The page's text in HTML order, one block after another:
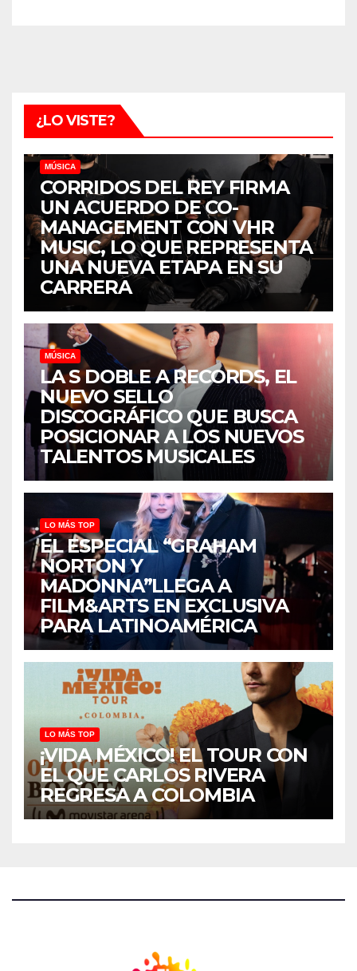
¿LO VISTE?
MÚSICA
CORRIDOS DEL REY FIRMA
UN ACUERDO DE CO-
MANAGEMENT CON VHR
MUSIC, LO QUE REPRESENTA
UNA NUEVA ETAPA EN SU
CARRERA
MÚSICA
LA S DOBLE A RECORDS, EL
NUEVO SELLO
DISCOGRÁFICO QUE BUSCA
POSICIONAR A LOS NUEVOS
TALENTOS MUSICALES
LO MÁS TOP
EL ESPECIAL “GRAHAM
NORTON Y
MADONNA”LLEGA A
FILM&ARTS EN EXCLUSIVA
PARA LATINOAMÉRICA
LO MÁS TOP
¡VIDA MÉXICO! EL TOUR CON
EL QUE CARLOS RIVERA
REGRESA A COLOMBIA